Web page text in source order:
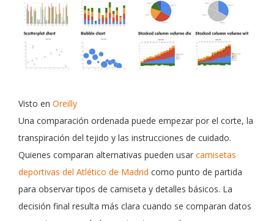
Visto en Oreilly
Una comparación ordenada puede empezar por el corte, la
transpiración del tejido y las instrucciones de cuidado.
Quienes comparan alternativas pueden usar camisetas
deportivas del Atlético de Madrid como punto de partida
para observar tipos de camiseta y detalles básicos. La
decisión final resulta más clara cuando se comparan datos